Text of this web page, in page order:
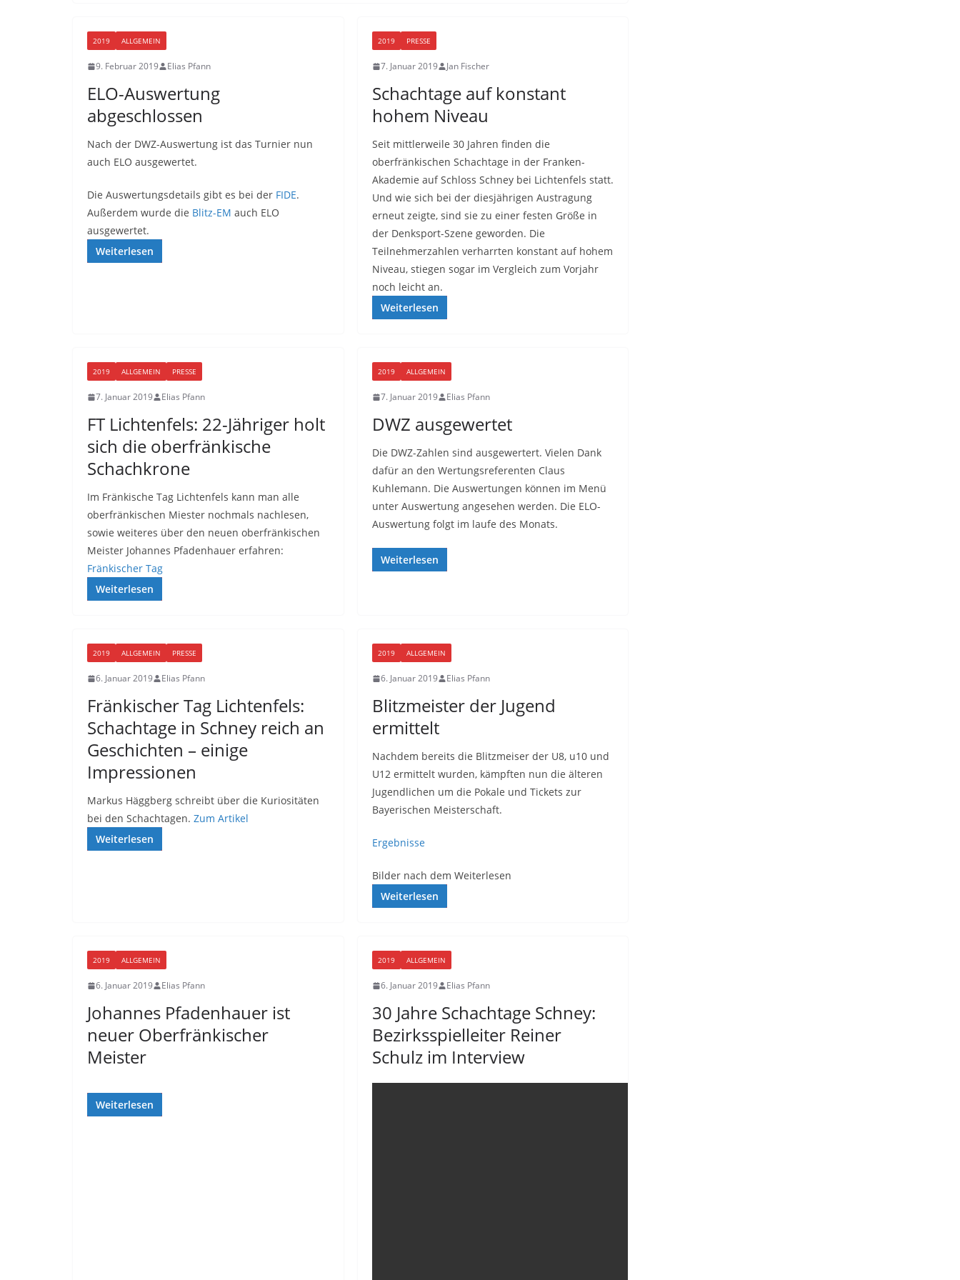
2019 ALLGEMEIN
9. Februar 2019 Elias Pfann
ELO-Auswertung
abgeschlossen
Nach der DWZ-Auswertung ist das Turnier nun
auch ELO ausgewertet.
Die Auswertungsdetails gibt es bei der FIDE.
Außerdem wurde die Blitz-EM auch ELO
ausgewertet.
Weiterlesen
2019 PRESSE
7. Januar 2019 Jan Fischer
Schachtage auf konstant
hohem Niveau
Seit mittlerweile 30 Jahren finden die
oberfränkischen Schachtage in der Franken-
Akademie auf Schloss Schney bei Lichtenfels statt.
Und wie sich bei der diesjährigen Austragung
erneut zeigte, sind sie zu einer festen Größe in
der Denksport-Szene geworden. Die
Teilnehmerzahlen verharrten konstant auf hohem
Niveau, stiegen sogar im Vergleich zum Vorjahr
noch leicht an.
Weiterlesen
2019 ALLGEMEIN PRESSE
7. Januar 2019 Elias Pfann
FT Lichtenfels: 22-Jähriger holt
sich die oberfränkische
Schachkrone
Im Fränkische Tag Lichtenfels kann man alle
oberfränkischen Miester nochmals nachlesen,
sowie weiteres über den neuen oberfränkischen
Meister Johannes Pfadenhauer erfahren:
Fränkischer Tag
Weiterlesen
2019 ALLGEMEIN
7. Januar 2019 Elias Pfann
DWZ ausgewertet
Die DWZ-Zahlen sind ausgewertert. Vielen Dank
dafür an den Wertungsreferenten Claus
Kuhlemann. Die Auswertungen können im Menü
unter Auswertung angesehen werden. Die ELO-
Auswertung folgt im laufe des Monats.
Weiterlesen
2019 ALLGEMEIN PRESSE
6. Januar 2019 Elias Pfann
Fränkischer Tag Lichtenfels:
Schachtage in Schney reich an
Geschichten – einige
Impressionen
Markus Häggberg schreibt über die Kuriositäten
bei den Schachtagen. Zum Artikel
Weiterlesen
2019 ALLGEMEIN
6. Januar 2019 Elias Pfann
Blitzmeister der Jugend
ermittelt
Nachdem bereits die Blitzmeiser der U8, u10 und
U12 ermittelt wurden, kämpften nun die älteren
Jugendlichen um die Pokale und Tickets zur
Bayerischen Meisterschaft.
Ergebnisse
Bilder nach dem Weiterlesen
Weiterlesen
2019 ALLGEMEIN
6. Januar 2019 Elias Pfann
Johannes Pfadenhauer ist
neuer Oberfränkischer
Meister
Weiterlesen
2019 ALLGEMEIN
6. Januar 2019 Elias Pfann
30 Jahre Schachtage Schney:
Bezirksspielleiter Reiner
Schulz im Interview